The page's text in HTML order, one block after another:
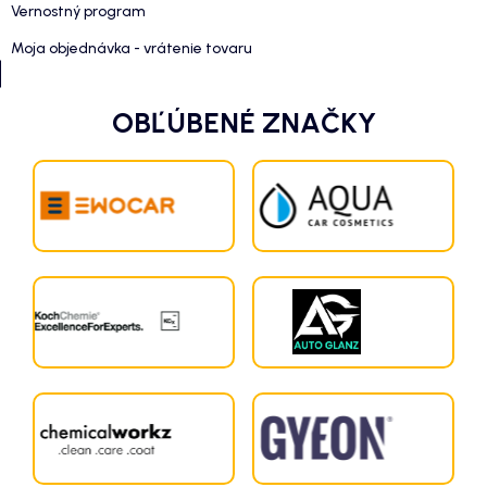
Vernostný program
Moja objednávka - vrátenie tovaru
OBĽÚBENÉ ZNAČKY